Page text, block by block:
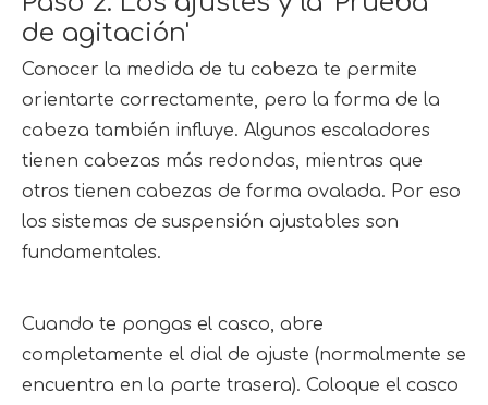
de agitación'
Conocer la medida de tu cabeza te permite
orientarte correctamente, pero la forma de la
cabeza también influye. Algunos escaladores
tienen cabezas más redondas, mientras que
otros tienen cabezas de forma ovalada. Por eso
los sistemas de suspensión ajustables son
fundamentales.
Cuando te pongas el casco, abre
completamente el dial de ajuste (normalmente se
encuentra en la parte trasera). Coloque el casco